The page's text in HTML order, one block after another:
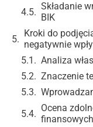
Składanie
BIK
Kroki do
negatywnie
Analiza
Znaczenie
Ocena
finansowych